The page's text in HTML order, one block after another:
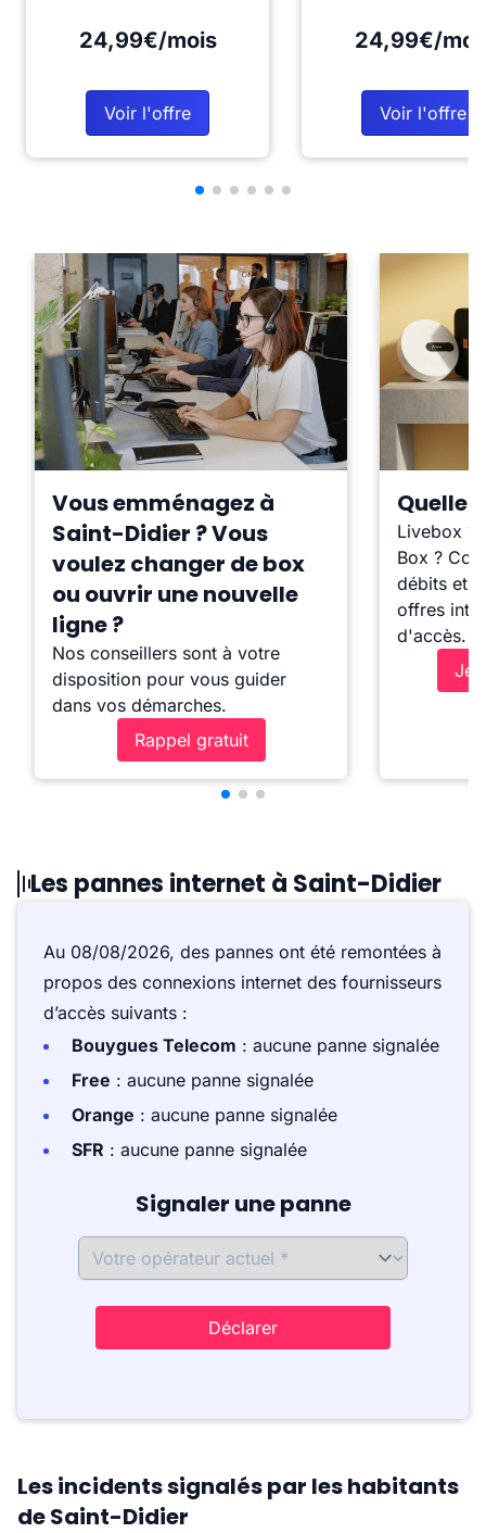
24,99€/mois
Voir l'offre
24,99€/
Voir l'offre
Vous emménagez à
Saint-Didier ? Vous
voulez changer de box
ou ouvrir une nouvelle
ligne ?
Nos conseillers sont à votre
disposition pour vous guider
dans vos démarches.
Rappel gratuit
Quelle
Livebox ?
Box ?
débits et
offres
d'accès.
Je
Les pannes internet à Saint-Didier
Au 08/08/2026, des pannes ont été remontées à
propos des connexions internet des fournisseurs
d’accès suivants :
Bouygues Telecom : aucune panne signalée
Free : aucune panne signalée
Orange : aucune panne signalée
SFR : aucune panne signalée
Signaler une panne
Déclarer
Les incidents signalés par les habitants
de Saint-Didier